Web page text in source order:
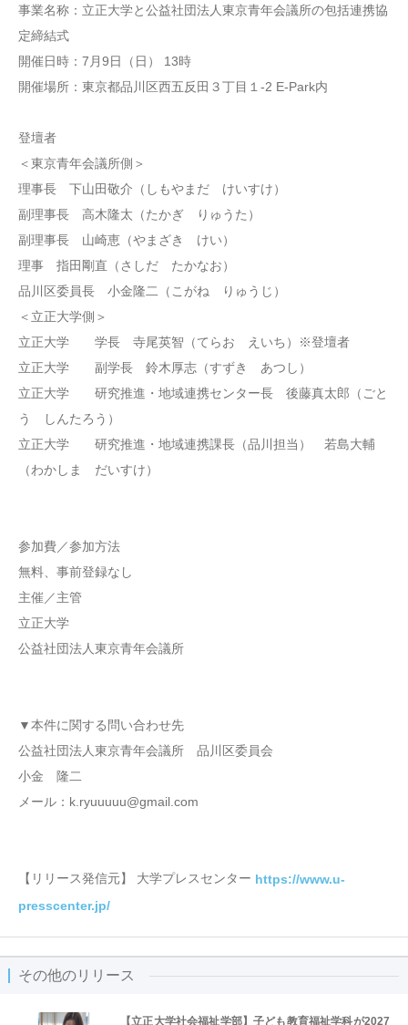
事業名称：立正大学と公益社団法人東京青年会議所の包括連携協
定締結式
開催日時：7月9日（日） 13時
開催場所：東京都品川区西五反田３丁目１-2 E-Park内
登壇者
＜東京青年会議所側＞
理事長 下山田敬介（しもやまだ けいすけ）
副理事長 高木隆太（たかぎ りゅうた）
副理事長 山崎恵（やまざき けい）
理事 指田剛直（さしだ たかなお）
品川区委員長 小金隆二（こがね りゅうじ）
＜立正大学側＞
立正大学 学長 寺尾英智（てらお えいち）※登壇者
立正大学 副学長 鈴木厚志（すずき あつし）
立正大学 研究推進・地域連携センター長 後藤真太郎（ごと
う しんたろう）
立正大学 研究推進・地域連携課長（品川担当） 若島大輔
（わかしま だいすけ）
参加費／参加方法
無料、事前登録なし
主催／主管
立正大学
公益社団法人東京青年会議所
▼本件に関する問い合わせ先
公益社団法人東京青年会議所 品川区委員会
小金 隆二
メール：k.ryuuuuu@gmail.com
【リリース発信元】 大学プレスセンター https://www.u-
presscenter.jp/
その他のリリース
【立正大学社会福祉学部】子ども教育福祉学科が2027